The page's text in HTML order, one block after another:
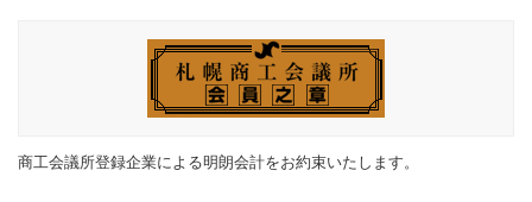
商工会議所登録企業による明朗会計をお約束いたします。